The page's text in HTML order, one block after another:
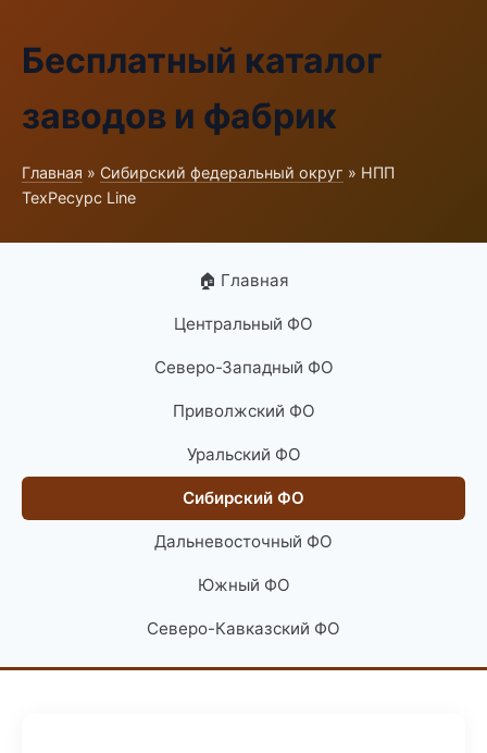
Бесплатный каталог
заводов и фабрик
Главная » Сибирский федеральный округ » НПП
ТехРесурс Line
🏠 Главная
Центральный ФО
Северо-Западный ФО
Приволжский ФО
Уральский ФО
Сибирский ФО
Дальневосточный ФО
Южный ФО
Северо-Кавказский ФО